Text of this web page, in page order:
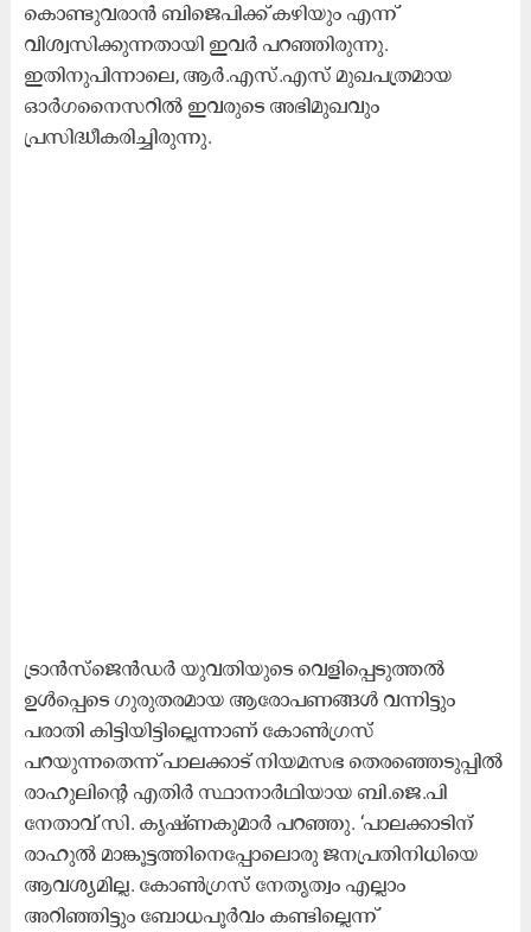
കൊണ്ടുവരാൻ ബിജെപിക്ക് കഴിയും എന്ന്
വിശ്വസിക്കുന്നതായി ഇവർ പറഞ്ഞിരുന്നു.
ഇതിനുപിന്നാലെ, ആർ.എസ്.എസ് മുഖപത്രമായ
ഓർഗനൈസറിൽ ഇവരുടെ അഭിമുഖവും
പ്രസിദ്ധീകരിച്ചിരുന്നു.
ട്രാൻസ്ജെൻഡർ യുവതിയുടെ വെളിപ്പെടുത്തൽ
ഉൾപ്പെടെ ഗുരുതരമായ ആരോപണങ്ങൾ വന്നിട്ടും
പരാതി കിട്ടിയിട്ടില്ലെന്നാണ് കോൺഗ്രസ്
പറയുന്നതെന്ന് പാലക്കാട് നിയമസഭ തെരഞ്ഞെടുപ്പിൽ
രാഹുലിന്റെ എതിർ സ്ഥാനാർഥിയായ ബി.ജെ.പി
നേതാവ് സി. കൃഷ്ണകുമാർ പറഞ്ഞു. ‘പാലക്കാടിന്
രാഹുൽ മാങ്കൂട്ടത്തിനെപ്പോലൊരു ജനപ്രതിനിധിയെ
ആവശ്യമില്ല. കോൺഗ്രസ് നേതൃത്വം എല്ലാം
അറിഞ്ഞിട്ടും ബോധപൂർവം കണ്ടില്ലെന്ന്